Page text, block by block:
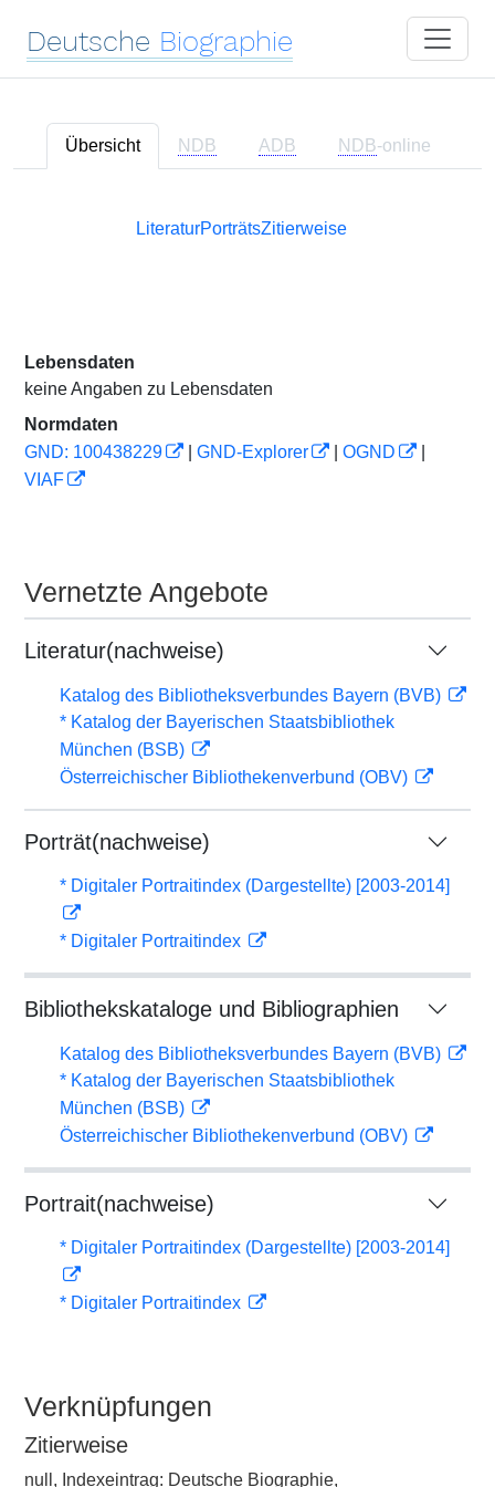
Deutsche Biographie
Übersicht NDB ADB NDB-online
LiteraturPorträtsZitierweise
Lebensdaten
keine Angaben zu Lebensdaten
Normdaten
GND: 100438229
GND-Explorer OGND
VIAF
Vernetzte Angebote
Literatur(nachweise)
Katalog des Bibliotheksverbundes Bayern (BVB)
* Katalog der Bayerischen Staatsbibliothek
München (BSB)
Österreichischer Bibliothekenverbund (OBV)
Porträt(nachweise)
* Digitaler Portraitindex (Dargestellte) [2003-2014]
* Digitaler Portraitindex
Bibliothekskataloge und Bibliographien
Katalog des Bibliotheksverbundes Bayern (BVB)
* Katalog der Bayerischen Staatsbibliothek
München (BSB)
Österreichischer Bibliothekenverbund (OBV)
Portrait(nachweise)
* Digitaler Portraitindex (Dargestellte) [2003-2014]
* Digitaler Portraitindex
Verknüpfungen
Zitierweise
null, Indexeintrag: Deutsche Biographie,